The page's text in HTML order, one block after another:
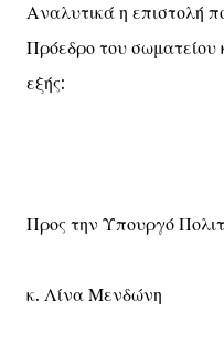
Αναλυτικά η επιστολή
Πρόεδρο του σωματείου
εξής:
Προς την Υπουργό
κ. Λίνα Μενδώνη